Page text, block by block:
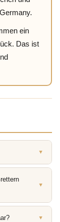
ein
Das ist
▼
▼
▼